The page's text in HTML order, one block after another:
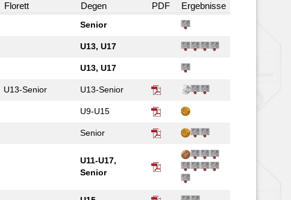
Florett Degen PDF Ergebnisse
Senior
U13, U17
U13, U17
U13-Senior U13-Senior
U9-U15
Senior
U11-U17,
Senior